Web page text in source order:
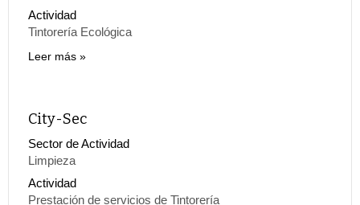
Actividad
Tintorería Ecológica
Leer más
City-Sec
Sector de Actividad
Limpieza
Actividad
Prestación de servicios de Tintorería